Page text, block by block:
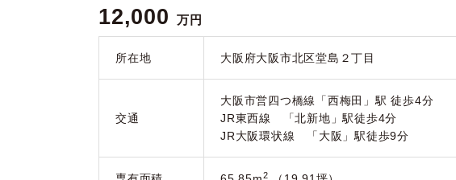
12,000 万円
所在地 大阪府大阪市北区堂島２丁目
交通
大阪市営四つ橋線「西梅田」駅 徒歩4分
JR東西線 「北新地」駅徒歩4分
JR大阪環状線 「大阪」駅徒歩9分
2